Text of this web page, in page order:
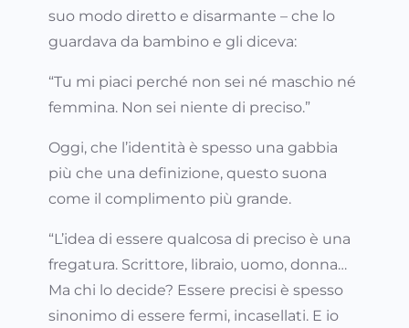
suo modo diretto e disarmante – che lo
guardava da bambino e gli diceva:
“Tu mi piaci perché non sei né maschio né
femmina. Non sei niente di preciso.”
Oggi, che l’identità è spesso una gabbia
più che una definizione, questo suona
come il complimento più grande.
“L’idea di essere qualcosa di preciso è una
fregatura. Scrittore, libraio, uomo, donna…
Ma chi lo decide? Essere precisi è spesso
sinonimo di essere fermi, incasellati. E io